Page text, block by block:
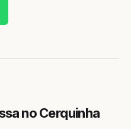
no Cerquinha